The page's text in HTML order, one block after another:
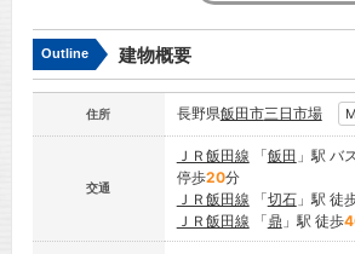
Outline 建物概要
住所 長野県飯田市三日市場
交通
ＪＲ飯田線 「飯田 」駅 バ
停歩20分
ＪＲ飯田線 「切石」駅 徒
ＪＲ飯田線 「鼎 」駅 徒歩